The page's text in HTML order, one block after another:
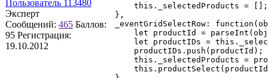
Пользователь 113480
Эксперт
Сообщений: 465 Баллов:
95 Регистрация:
19.10.2012
this._selectedProducts = [];
},
_eventGridSelectRow:
let productId =
let productIDs =
productIDs.push(productId);
this._selectedProducts =